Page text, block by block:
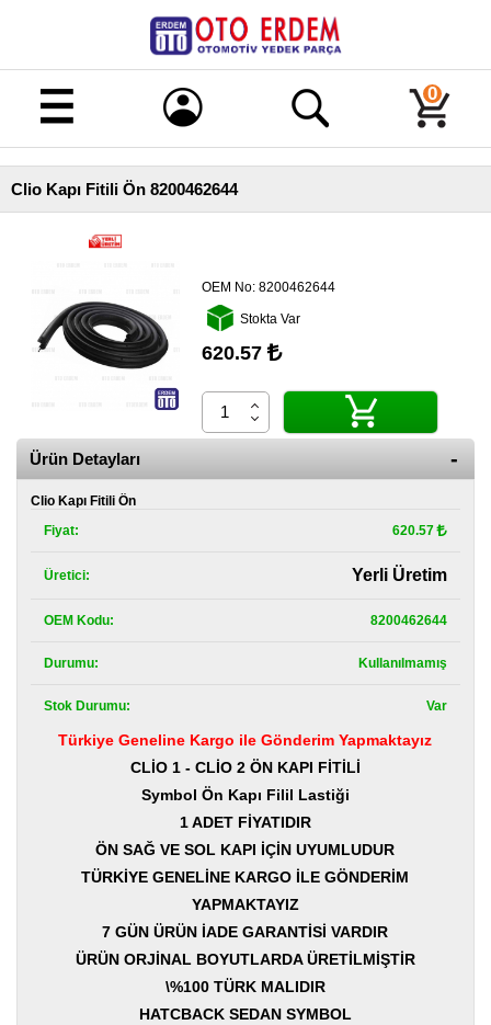
Merhaba!
Giriş
Kayıt
Ana
Sayfa
Tüm
Ürünler
İletişim
Kategoriler
Yedek
Parça
Parça
TOFAŞ
0
Clio Kapı Fitili Ön 8200462644
OEM No:8200462644
Stokta Var
620.57
Ürün Detayları
Clio Kapı Fitili Ön
Fiyat:
620.57
Üretici: Yerli Üretim
OEM Kodu: 8200462644
Durumu: Kullanılmamış
Stok Durumu: Var
Türkiye Geneline Kargo ile Gönderim Yapmaktayız
CLİO 1 - CLİO 2 ÖN KAPI FİTİLİ
Symbol Ön Kapı Filil Lastiği
1 ADET FİYATIDIR
ÖN SAĞ VE SOL KAPI İÇİN UYUMLUDUR
TÜRKİYE GENELİNE KARGO İLE GÖNDERİM
YAPMAKTAYIZ
7 GÜN ÜRÜN İADE GARANTİSİ VARDIR
ÜRÜN ORJİNAL BOYUTLARDA ÜRETİLMİŞTİR
\%100 TÜRK MALIDIR
HATCBACK SEDAN SYMBOL